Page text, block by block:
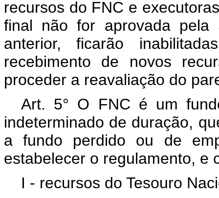
recursos do FNC e
final não for aprovada pela
anterior, ficarão
recebimento de novos
proceder a reavaliação do
Art. 5° O FNC é um
indeterminado de duração,
a fundo perdido ou de
estabelecer o regulamento, e
I - recursos do Tesouro